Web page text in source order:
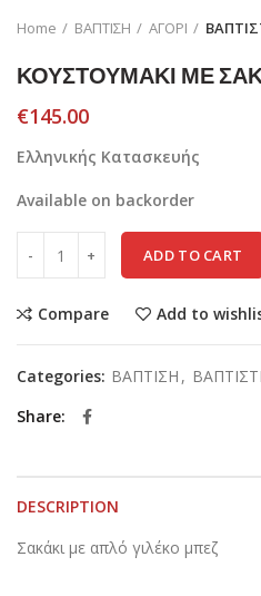
Home ΒΑΠΤΙΣΗ ΑΓΟΡΙ
ΚΟΥΣΤΟΥΜΑΚΙ ΜΕ
€145.00
Ελληνικής Κατασκευής
Available on backorder
ADD TO CART
Compare Add to
Categories: ΒΑΠΤΙΣΗ ,
Share
DESCRIPTION
Σακάκι με απλό γιλέκο μπεζ